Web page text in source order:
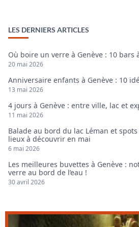
LES DERNIERS ARTICLES
Où boire un verre à Genève : 10 bars
20 mai 2026
Anniversaire enfants à Genève : 10
13 mai 2026
4 jours à Genève : entre ville, lac et
11 mai 2026
Balade au bord du lac Léman et
lieux à découvrir en mai
6 mai 2026
Les meilleures buvettes à Genève :
verre au bord de l’eau !
30 avril 2026